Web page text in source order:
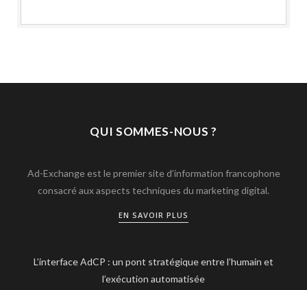
QUI SOMMES-NOUS ?
Ad-Exchange est le premier site d’information francophone
consacré aux aspects techniques du marketing digital.
EN SAVOIR PLUS
L’interface AdCP : un pont stratégique entre l’humain et
l’exécution automatisée